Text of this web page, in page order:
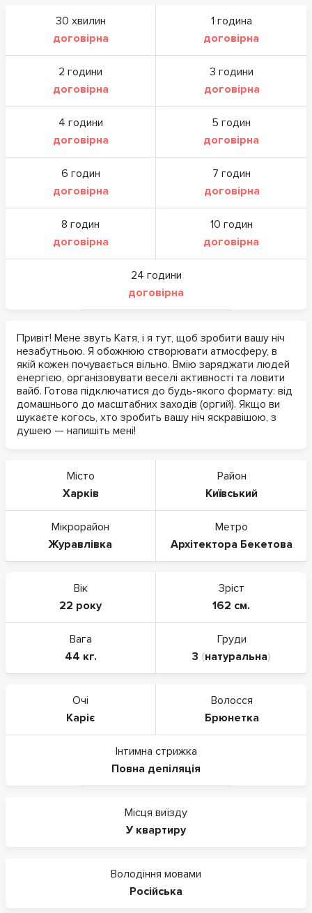
30 хвилин
договірна
1 година
договірна
2 години
договірна
3 години
договірна
4 години
договірна
5 годин
договірна
6 годин
договірна
7 годин
договірна
8 годин
договірна
10 годин
договірна
24 години
договірна
Привіт! Мене звуть Катя, і я тут, щоб зробити вашу ніч
незабутньою. Я обожнюю створювати атмосферу, в
якій кожен почувається вільно. Вмію заряджати людей
енергією, організовувати веселі активності та ловити
вайб. Готова підключатися до будь-якого формату: від
домашнього до масштабних заходів (оргий). Якщо ви
шукаєте когось, хто зробить вашу ніч яскравішою, з
душею — напишіть мені!
Місто
Харків
Район
Київський
Мікрорайон
Журавлівка
Метро
Архітектора Бекетова
Вік
22 року
Зріст
162 см.
Вага
44 кг.
Груди
3 (натуральна)
Очі
Каріє
Волосся
Брюнетка
Інтимна стрижка
Повна депіляція
Місця виїзду
У квартиру
Володіння мовами
Російська